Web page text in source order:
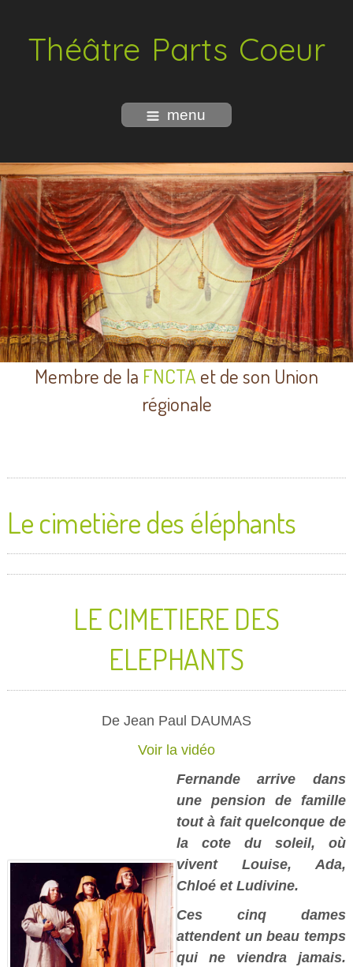
Théâtre Parts Coeur
menu
Membre de la FNCTA et de son Union
régionale
Le cimetière des éléphants
LE CIMETIERE DES
ELEPHANTS
De Jean Paul DAUMAS
Voir la vidéo
Fernande arrive dans
une pension de famille
tout à fait quelconque de
la cote du soleil, où
vivent Louise, Ada,
Chloé et Ludivine.
Ces cinq dames
attendent un beau temps
qui ne viendra jamais.